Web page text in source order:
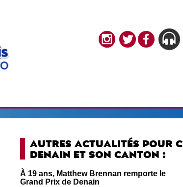
AUTRES ACTUALITÉS POUR C
DENAIN ET SON CANTON :
À 19 ans, Matthew Brennan remporte le
Grand Prix de Denain